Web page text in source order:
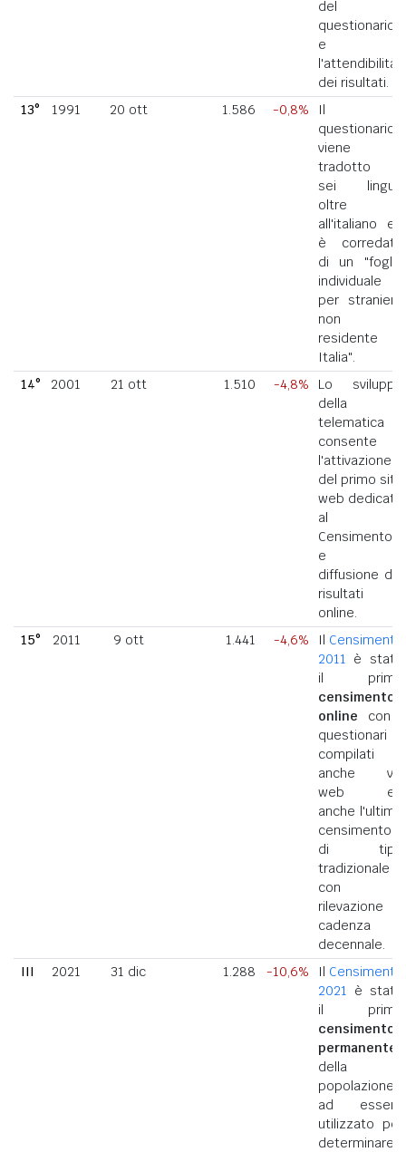
del
questionario
e
l'attendibilità
dei risultati.
13°
1991 20 ott 1.586 -0,8%
Il
questionario
viene
tradotto in
sei lingue
oltre
all'italiano ed
è corredato
di un "foglio
individuale
per straniero
non
residente in
Italia".
14°
2001 21 ott 1.510 -4,8%
Lo sviluppo
della
telematica
consente
l'attivazione
del primo sito
web dedicato
al
Censimento
e la
diffusione dei
risultati
online.
15°
2011 9 ott 1.441 -4,6% Il Censimento
2011 è stato
il primo
censimento
online con i
questionari
compilati
anche via
web ed
anche l'ultimo
censimento
di tipo
tradizionale
con
rilevazione a
cadenza
decennale.
III
2021 31 dic 1.288 -10,6% Il Censimento
2021 è stato
il primo
censimento
permanente
della
popolazione
ad essere
utilizzato per
determinare